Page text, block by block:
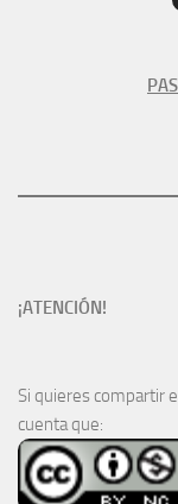
¡ATENCIÓN!
Si quieres compartir
cuenta que: